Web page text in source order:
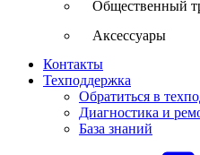
Общественный
Аксессуары
Контакты
Техподдержка
Обратиться в
Диагностика и
База знаний